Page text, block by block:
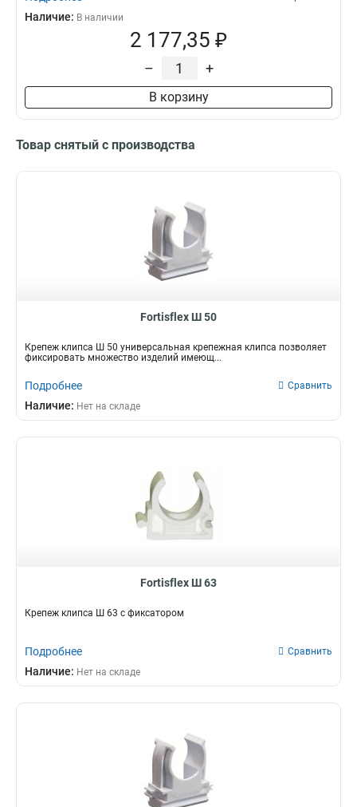
Наличие: В наличии
2 177,35 ₽
– +
В корзину
Товар снятый с производства
Fortisflex Ш 50
Крепеж клипса Ш 50 универсальная крепежная клипса позволяет
фиксировать множество изделий имеющ...
Подробнее Сравнить
Наличие: Нет на складе
Fortisflex Ш 63
Крепеж клипса Ш 63 с фиксатором
Подробнее Сравнить
Наличие: Нет на складе